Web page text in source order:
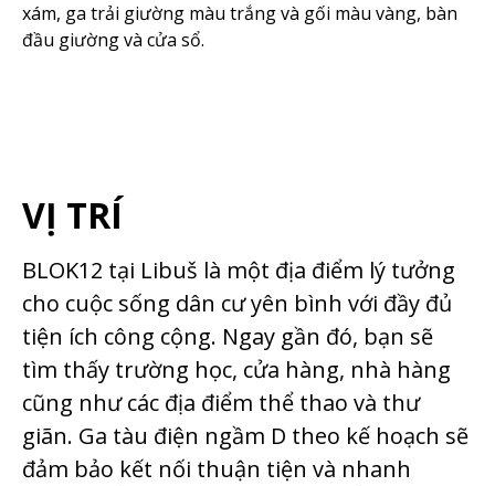
VỊ TRÍ
BLOK12 tại Libuš là một địa điểm lý tưởng
cho cuộc sống dân cư yên bình với đầy đủ
tiện ích công cộng. Ngay gần đó, bạn sẽ
tìm thấy trường học, cửa hàng, nhà hàng
cũng như các địa điểm thể thao và thư
giãn. Ga tàu điện ngầm D theo kế hoạch sẽ
đảm bảo kết nối thuận tiện và nhanh